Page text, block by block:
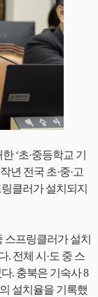
‘초·중등학교 기
년 전국 초·중·고
클러가 설치되지
스프링클러가 설치
. 전체 시·도 중 스
. 충북은 기숙사 8
설치율을 기록했